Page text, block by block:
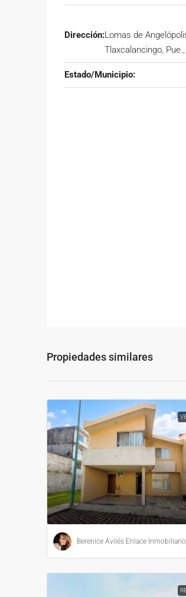
Dirección:Lomas de
Tlaxcalancingo,
Estado/Municipio:
Propiedades similares
Berenice Avilés Enlace Inmobiliario